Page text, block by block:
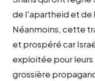
de l'apartheid et
Néanmoins, cette
et prospéré car
exploitée pour
grossière